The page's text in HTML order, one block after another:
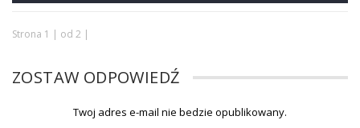
Strona 1 | od 2 |
ZOSTAW ODPOWIEDŹ
Twoj adres e-mail nie bedzie opublikowany.